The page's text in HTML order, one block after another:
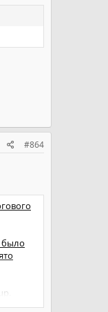
#864
было